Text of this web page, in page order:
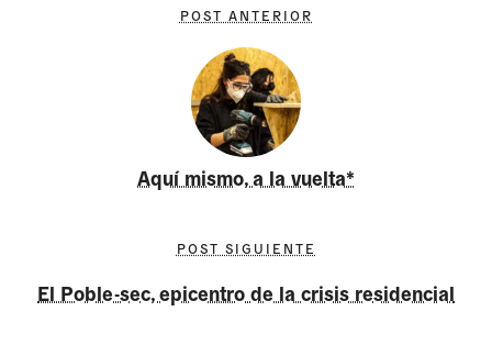
POST ANTERIOR
Aquí mismo, a la vuelta*
POST SIGUIENTE
El Poble-sec, epicentro de la crisis residencial